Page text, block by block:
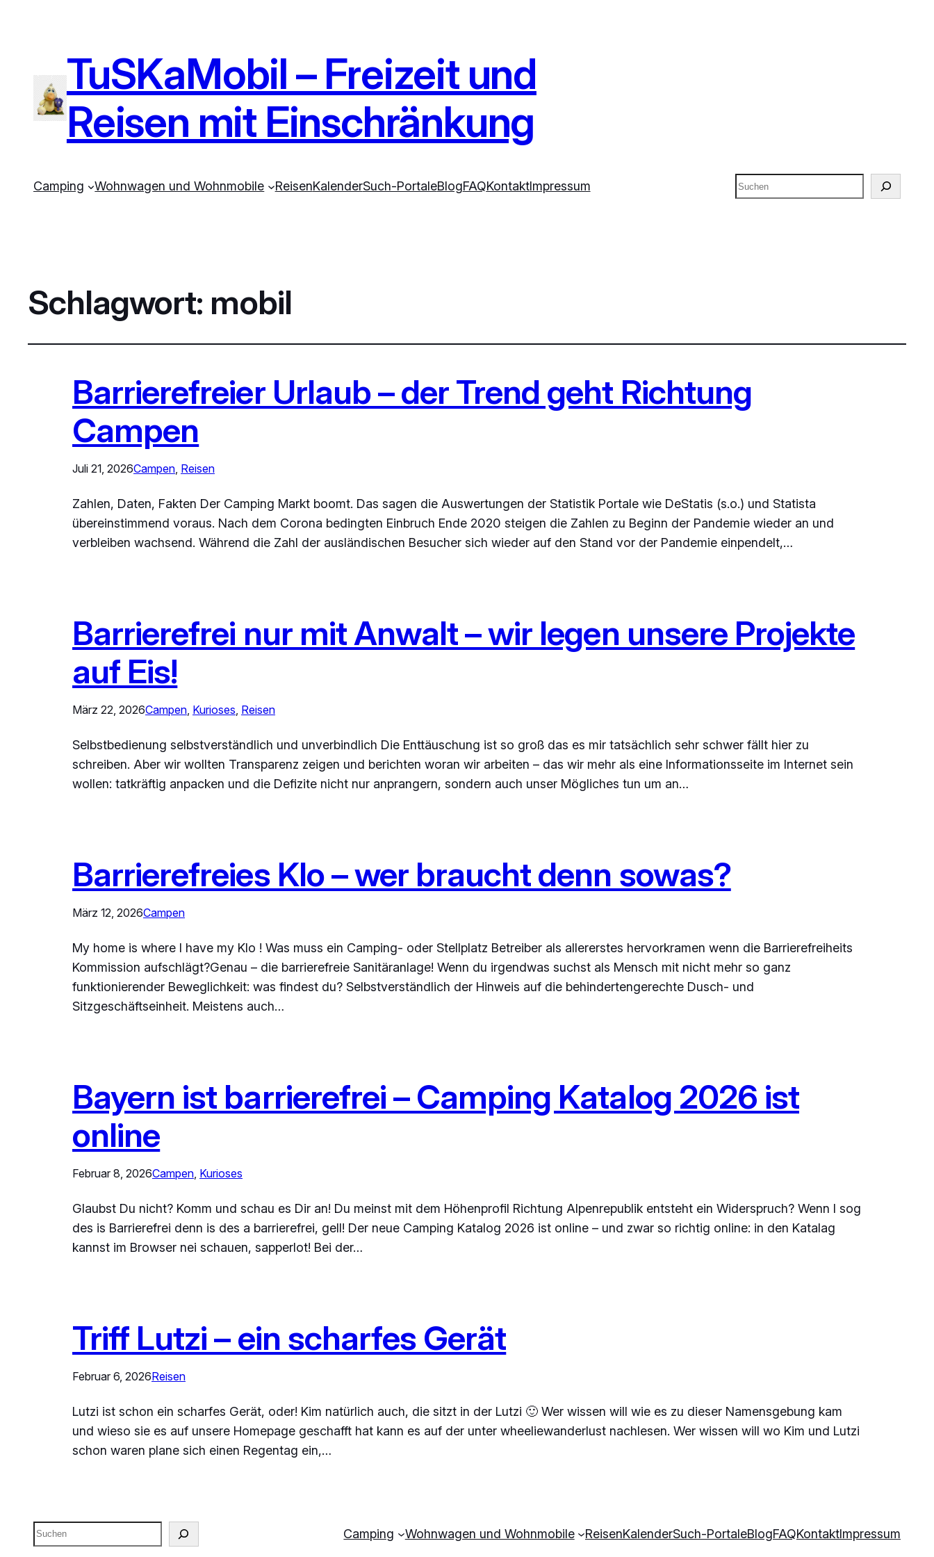
TuSKaMobil – Freizeit und
Reisen mit Einschränkung
Camping Wohnwagen und Wohnmobile ReisenKalenderSuch-PortaleBlogFAQKontaktImpressum Suchen
Schlagwort: mobil
Barrierefreier Urlaub – der Trend geht Richtung
Campen
Juli 21, 2026Campen Reisen
Zahlen, Daten, Fakten Der Camping Markt boomt. Das sagen die Auswertungen der Statistik Portale wie DeStatis (s.o.) und Statista
übereinstimmend voraus. Nach dem Corona bedingten Einbruch Ende 2020 steigen die Zahlen zu Beginn der Pandemie wieder an und
verbleiben wachsend. Während die Zahl der ausländischen Besucher sich wieder auf den Stand vor der Pandemie einpendelt,…
Barrierefrei nur mit Anwalt – wir legen unsere Projekte
auf Eis!
März 22, 2026Campen Kurioses Reisen
Selbstbedienung selbstverständlich und unverbindlich Die Enttäuschung ist so groß das es mir tatsächlich sehr schwer fällt hier zu
schreiben. Aber wir wollten Transparenz zeigen und berichten woran wir arbeiten – das wir mehr als eine Informationsseite im Internet sein
wollen: tatkräftig anpacken und die Defizite nicht nur anprangern, sondern auch unser Mögliches tun um an…
Barrierefreies Klo – wer braucht denn sowas?
März 12, 2026Campen
My home is where I have my Klo ! Was muss ein Camping- oder Stellplatz Betreiber als allererstes hervorkramen wenn die Barrierefreiheits
Kommission aufschlägt?Genau – die barrierefreie Sanitäranlage! Wenn du irgendwas suchst als Mensch mit nicht mehr so ganz
funktionierender Beweglichkeit: was findest du? Selbstverständlich der Hinweis auf die behindertengerechte Dusch- und
Sitzgeschäftseinheit. Meistens auch…
Bayern ist barrierefrei – Camping Katalog 2026 ist
online
Februar 8, 2026Campen Kurioses
Glaubst Du nicht? Komm und schau es Dir an! Du meinst mit dem Höhenprofil Richtung Alpenrepublik entsteht ein Widerspruch? Wenn I sog
des is Barrierefrei denn is des a barrierefrei, gell! Der neue Camping Katalog 2026 ist online – und zwar so richtig online: in den Katalag
kannst im Browser nei schauen, sapperlot! Bei der…
Triff Lutzi – ein scharfes Gerät
Februar 6, 2026Reisen
Lutzi ist schon ein scharfes Gerät, oder! Kim natürlich auch, die sitzt in der Lutzi 🙂 Wer wissen will wie es zu dieser Namensgebung kam
und wieso sie es auf unsere Homepage geschafft hat kann es auf der unter wheeliewanderlust nachlesen. Wer wissen will wo Kim und Lutzi
schon waren plane sich einen Regentag ein,…
Suchen Camping Wohnwagen und Wohnmobile ReisenKalenderSuch-PortaleBlogFAQKontaktImpressum